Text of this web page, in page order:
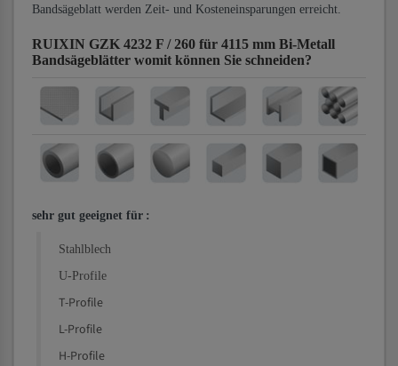
Bandsägeblatt werden Zeit- und Kosteneinsparungen erreicht.
RUIXIN GZK 4232 F / 260 für 4115 mm Bi-Metall
Bandsägeblätter womit können Sie schneiden?
sehr gut geeignet für :
Stahlblech
U-Profile
T-Profile
L-Profile
H-Profile